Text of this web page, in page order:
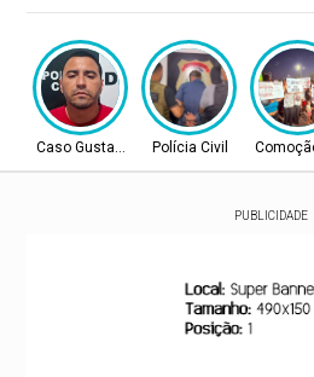
Caso Gustavo VelosoPolícia Civil
PUBLICIDADE